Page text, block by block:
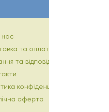
та оплата
та відповіді
конфіденційності
оферта